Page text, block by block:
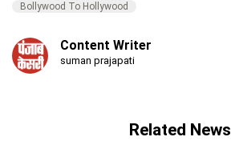
Bollywood To Hollywood
Content Writer
suman prajapati
Related News